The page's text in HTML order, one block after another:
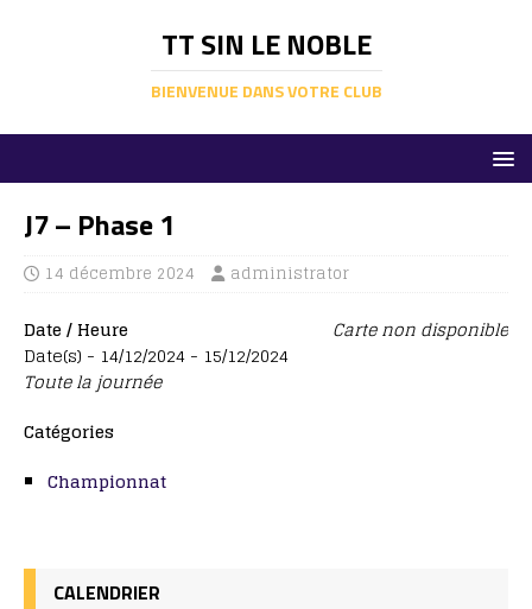
TT SIN LE NOBLE
BIENVENUE DANS VOTRE CLUB
J7 – Phase 1
14 décembre 2024 administrator
Carte non disponible
Date / Heure
Date(s) - 14/12/2024 - 15/12/2024
Toute la journée
Catégories
Championnat
CALENDRIER